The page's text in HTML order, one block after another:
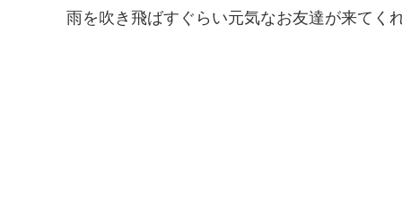
雨を吹き飛ばすぐらい元気なお友達が来てく